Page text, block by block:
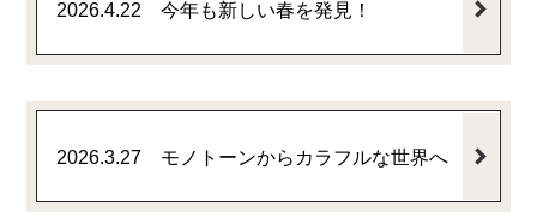
2026.4.22 今年も新しい春を発見！
2026.3.27 モノトーンからカラフルな世界へ